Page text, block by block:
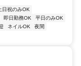
日祝のみOK
即日勤務OK
平日のみOK
ネイルOK
夜間